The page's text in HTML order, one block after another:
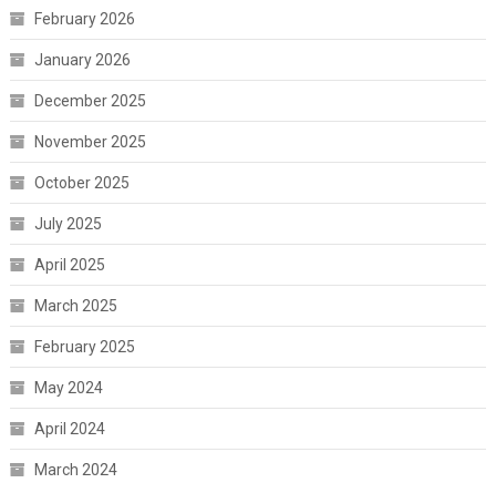
February 2026
January 2026
December 2025
November 2025
October 2025
July 2025
April 2025
March 2025
February 2025
May 2024
April 2024
March 2024